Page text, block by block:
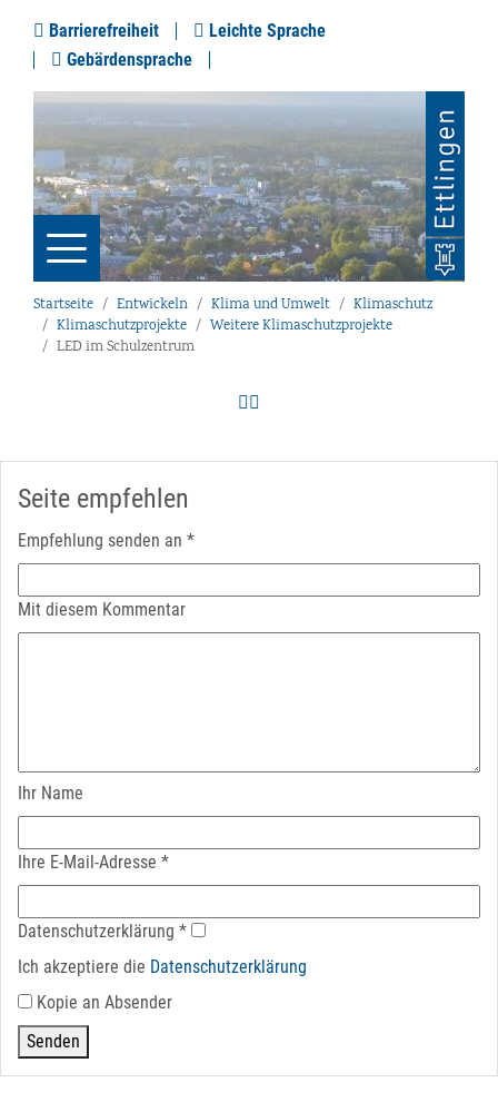
Barrierefreiheit
Leichte Sprache
Gebärdensprache
Startseite Entwickeln Klima und Umwelt
Klimaschutz
Klimaschutzprojekte
Weitere Klimaschutzprojekte
LED im Schulzentrum
Seite empfehlen
Empfehlung senden an *
Mit diesem Kommentar
Ihr Name
Ihre E-Mail-Adresse *
Datenschutz­erklärung *
Ich akzeptiere die Datenschutz­erklärung
Kopie an Absender